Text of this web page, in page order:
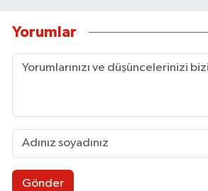
Yorumlar
Gönder